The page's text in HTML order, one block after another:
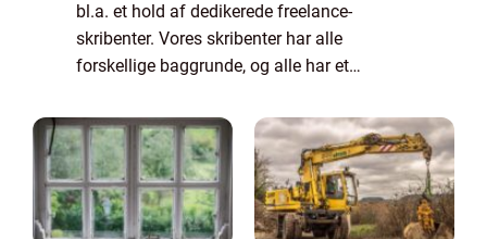
bl.a. et hold af dedikerede freelance-
skribenter. Vores skribenter har alle
forskellige baggrunde, og alle har et
bruger på at skrive aktuelle indlæg til denne
bl...